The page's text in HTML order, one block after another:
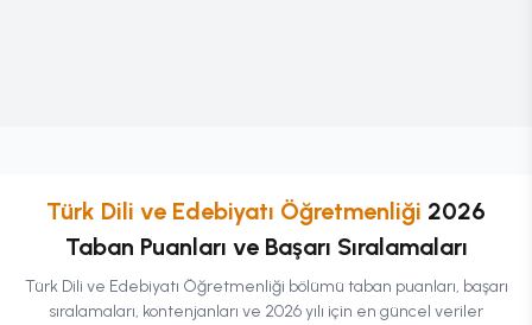
Türk Dili ve Edebiyatı Öğretmenliği 2026
Taban Puanları ve Başarı Sıralamaları
Türk Dili ve Edebiyatı Öğretmenliği bölümü taban puanları, başarı
sıralamaları, kontenjanları ve 2026 yılı için en güncel veriler